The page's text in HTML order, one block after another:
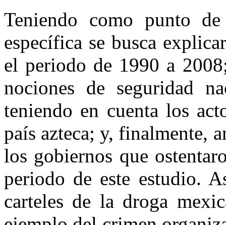
Teniendo como punto
específica se busca
el periodo de 1990 a
nociones de seguridad
teniendo en cuenta los
país azteca; y, finalmente,
los gobiernos que
periodo de este estudio.
carteles de la droga